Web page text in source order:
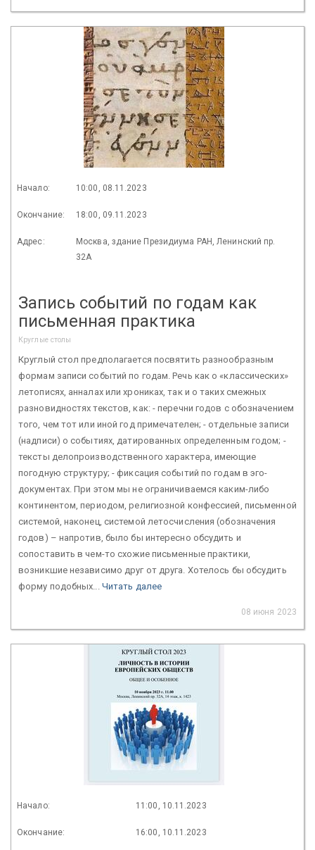
Начало: 10:00, 08.11.2023
Окончание: 18:00, 09.11.2023
Адрес:
Москва, здание Президиума РАН, Ленинский пр.
32А
Запись событий по годам как
письменная практика
Круглые столы
Круглый стол предполагается посвятить разнообразным
формам записи событий по годам. Речь как о «классических»
летописях, анналах или хрониках, так и о таких смежных
разновидностях текстов, как: - перечни годов с обозначением
того, чем тот или иной год примечателен; - отдельные записи
(надписи) о событиях, датированных определенным годом; -
тексты делопроизводственного характера, имеющие
погодную структуру; - фиксация событий по годам в эго-
документах. При этом мы не ограничиваемся каким-либо
континентом, периодом, религиозной конфессией, письменной
системой, наконец, системой летосчисления (обозначения
годов) – напротив, было бы интересно обсудить и
сопоставить в чем-то схожие письменные практики,
возникшие независимо друг от друга. Хотелось бы обсудить
форму подобных... Читать далее
08 июня 2023
Начало: 11:00, 10.11.2023
Окончание: 16:00, 10.11.2023